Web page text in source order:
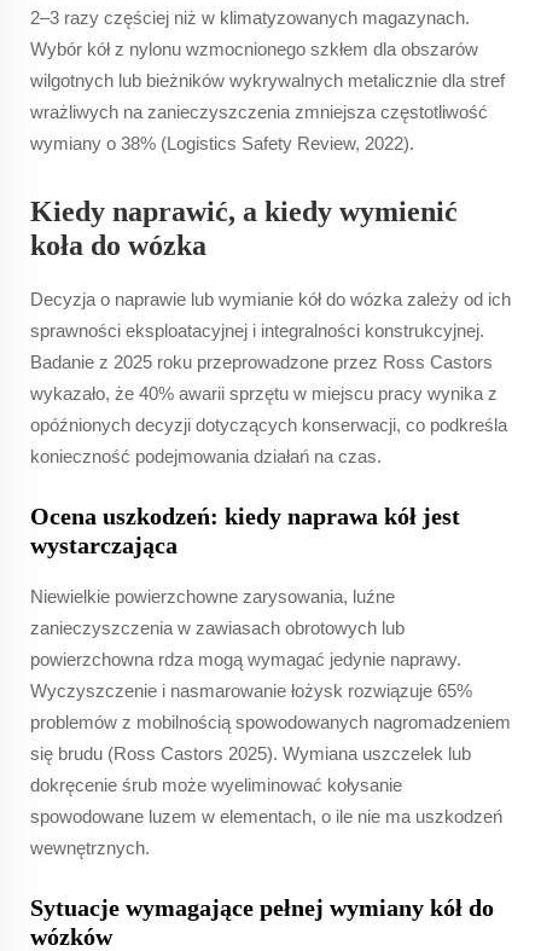
2–3 razy częściej niż w klimatyzowanych magazynach.
Wybór kół z nylonu wzmocnionego szkłem dla obszarów
wilgotnych lub bieżników wykrywalnych metalicznie dla stref
wrażliwych na zanieczyszczenia zmniejsza częstotliwość
wymiany o 38% (Logistics Safety Review, 2022).
Kiedy naprawić, a kiedy wymienić
koła do wózka
Decyzja o naprawie lub wymianie kół do wózka zależy od ich
sprawności eksploatacyjnej i integralności konstrukcyjnej.
Badanie z 2025 roku przeprowadzone przez Ross Castors
wykazało, że 40% awarii sprzętu w miejscu pracy wynika z
opóźnionych decyzji dotyczących konserwacji, co podkreśla
konieczność podejmowania działań na czas.
Ocena uszkodzeń: kiedy naprawa kół jest
wystarczająca
Niewielkie powierzchowne zarysowania, luźne
zanieczyszczenia w zawiasach obrotowych lub
powierzchowna rdza mogą wymagać jedynie naprawy.
Wyczyszczenie i nasmarowanie łożysk rozwiązuje 65%
problemów z mobilnością spowodowanych nagromadzeniem
się brudu (Ross Castors 2025). Wymiana uszczelek lub
dokręcenie śrub może wyeliminować kołysanie
spowodowane luzem w elementach, o ile nie ma uszkodzeń
wewnętrznych.
Sytuacje wymagające pełnej wymiany kół do
wózków